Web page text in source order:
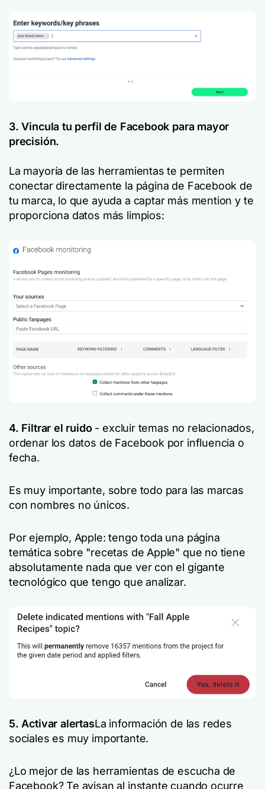
3. Vincula tu perfil de Facebook para mayor
precisión.
La mayoría de las herramientas te permiten
conectar directamente la página de Facebook de
tu marca, lo que ayuda a captar más mention y te
proporciona datos más limpios:
4. Filtrar el ruido- excluir temas no relacionados,
ordenar los datos de Facebook por influencia o
fecha.
Es muy importante, sobre todo para las marcas
con nombres no únicos.
Por ejemplo, Apple: tengo toda una página
temática sobre "recetas de Apple" que no tiene
absolutamente nada que ver con el gigante
tecnológico que tengo que analizar.
5. Activar alertasLa información de las redes
sociales es muy importante.
¿Lo mejor de las herramientas de escucha de
Facebook? Te avisan al instante cuando ocurre